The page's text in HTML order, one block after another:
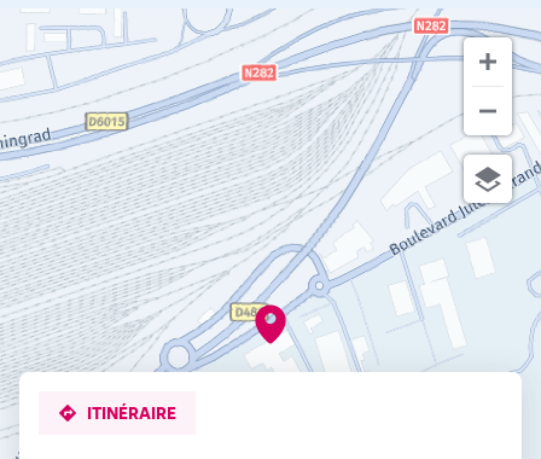
horaires
d'ouverture
du
point
de
vente
VM
Matériaux
Le
Havre
ITINÉRAIRE